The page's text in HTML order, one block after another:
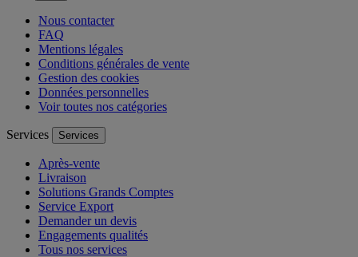
Nous contacter
FAQ
Mentions légales
Conditions générales de vente
Gestion des cookies
Données personnelles
Voir toutes nos catégories
Services Services
Après-vente
Livraison
Solutions Grands Comptes
Service Export
Demander un devis
Engagements qualités
Tous nos services